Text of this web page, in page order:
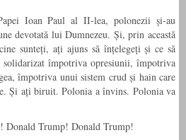
Ioan Paul al II-lea, polonezii și-au
devotată lui Dumnezeu. Și, prin această
sunteți, ați ajuns să înțelegeți și ce să
împotriva opresiunii, împotriva
împotriva unui sistem crud și hain care
Și ați biruit. Polonia a învins. Polonia va
Trump! Donald Trump!